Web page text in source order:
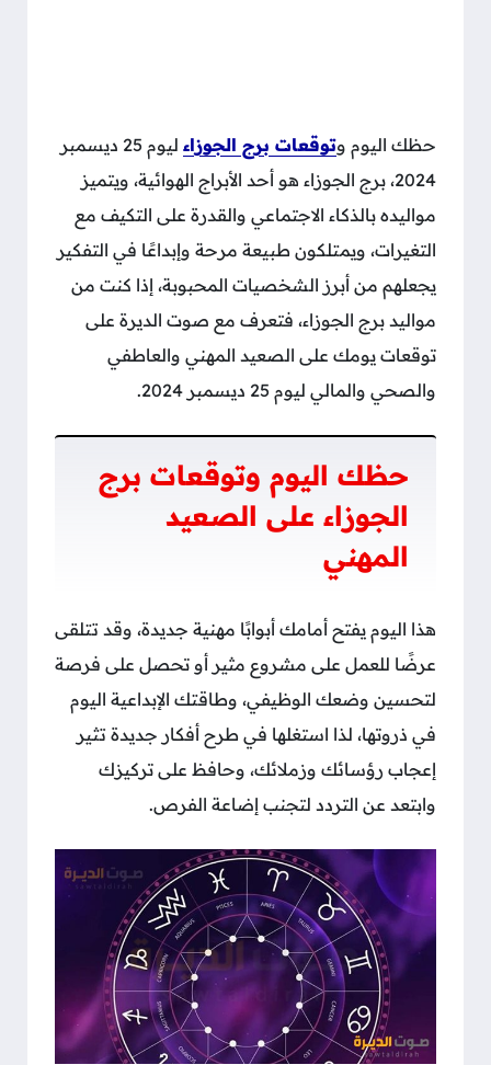
حظك اليوم وتوقعات برج الجوزاء
ليوم 25 ديسمبر
2024، برج الجوزاء هو أحد الأبراج الهوائية، ويتميز
مواليده بالذكاء الاجتماعي والقدرة على التكيف مع
التغيرات، ويمتلكون طبيعة مرحة وإبداعًا في التفكير
يجعلهم من أبرز الشخصيات المحبوبة، إذا كنت من
مواليد برج الجوزاء، فتعرف مع صوت الديرة على
توقعات يومك على الصعيد المهني والعاطفي
والصحي والمالي ليوم 25 ديسمبر 2024.
حظك اليوم وتوقعات برج
الجوزاء على الصعيد
المهني
هذا اليوم يفتح أمامك أبوابًا مهنية جديدة، وقد تتلقى
عرضًا للعمل على مشروع مثير أو تحصل على فرصة
لتحسين وضعك الوظيفي، وطاقتك الإبداعية اليوم
في ذروتها، لذا استغلها في طرح أفكار جديدة تثير
إعجاب رؤسائك وزملائك، وحافظ على تركيزك
وابتعد عن التردد لتجنب إضاعة الفرص.